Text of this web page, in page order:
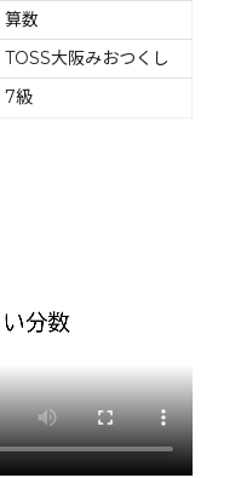
算数
TOSS大阪みおつくし
7級